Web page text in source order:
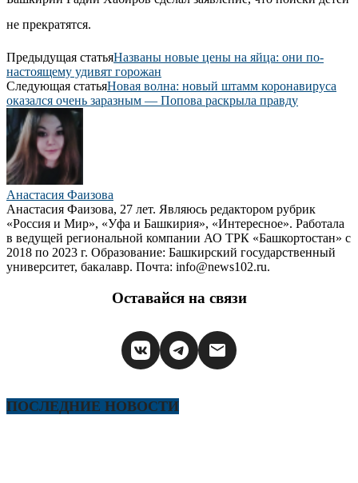
не прекратятся.
Предыдущая статьяНазваны новые цены на яйца: они по-
настоящему удивят горожан
Следующая статьяНовая волна: новый штамм коронавируса
оказался очень заразным — Попова раскрыла правду
Анастасия Фаизова
Анастасия Фаизова, 27 лет. Являюсь редактором рубрик
«Россия и Мир», «Уфа и Башкирия», «Интересное». Работала
в ведущей региональной компании АО ТРК «Башкортостан» с
2018 по 2023 г. Образование: Башкирский государственный
университет, бакалавр. Почта: info@news102.ru.
Оставайся на связи
ПОСЛЕДНИЕ НОВОСТИ